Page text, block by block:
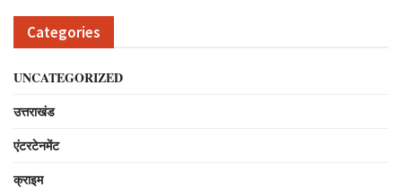
Categories
UNCATEGORIZED
उत्तराखंड
एंटरटेनमेंट
क्राइम